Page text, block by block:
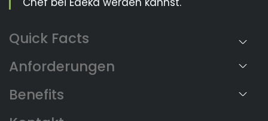
Anforderungen
Benefits